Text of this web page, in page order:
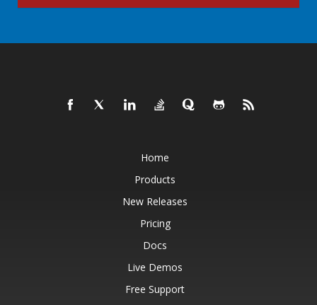
Home
Products
New Releases
Pricing
Docs
Live Demos
Free Support